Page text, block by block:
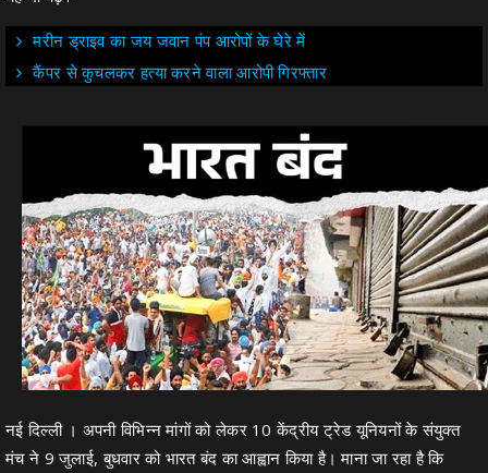
मरीन ड्राइव का जय जवान पंप आरोपों के घेरे में
कैंपर से कुचलकर हत्या करने वाला आरोपी गिरफ्तार
नई दिल्ली । अपनी विभिन्न मांगों को लेकर 10 केंद्रीय ट्रेड यूनियनों के संयुक्त
मंच ने 9 जुलाई, बुधवार को भारत बंद का आह्वान किया है। माना जा रहा है कि